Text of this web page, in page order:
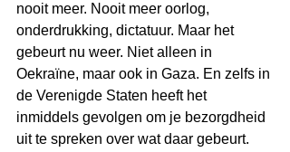
nooit meer. Nooit meer oorlog,
onderdrukking, dictatuur. Maar het
gebeurt nu weer. Niet alleen in
Oekraïne, maar ook in Gaza. En zelfs in
de Verenigde Staten heeft het
inmiddels gevolgen om je bezorgdheid
uit te spreken over wat daar gebeurt.